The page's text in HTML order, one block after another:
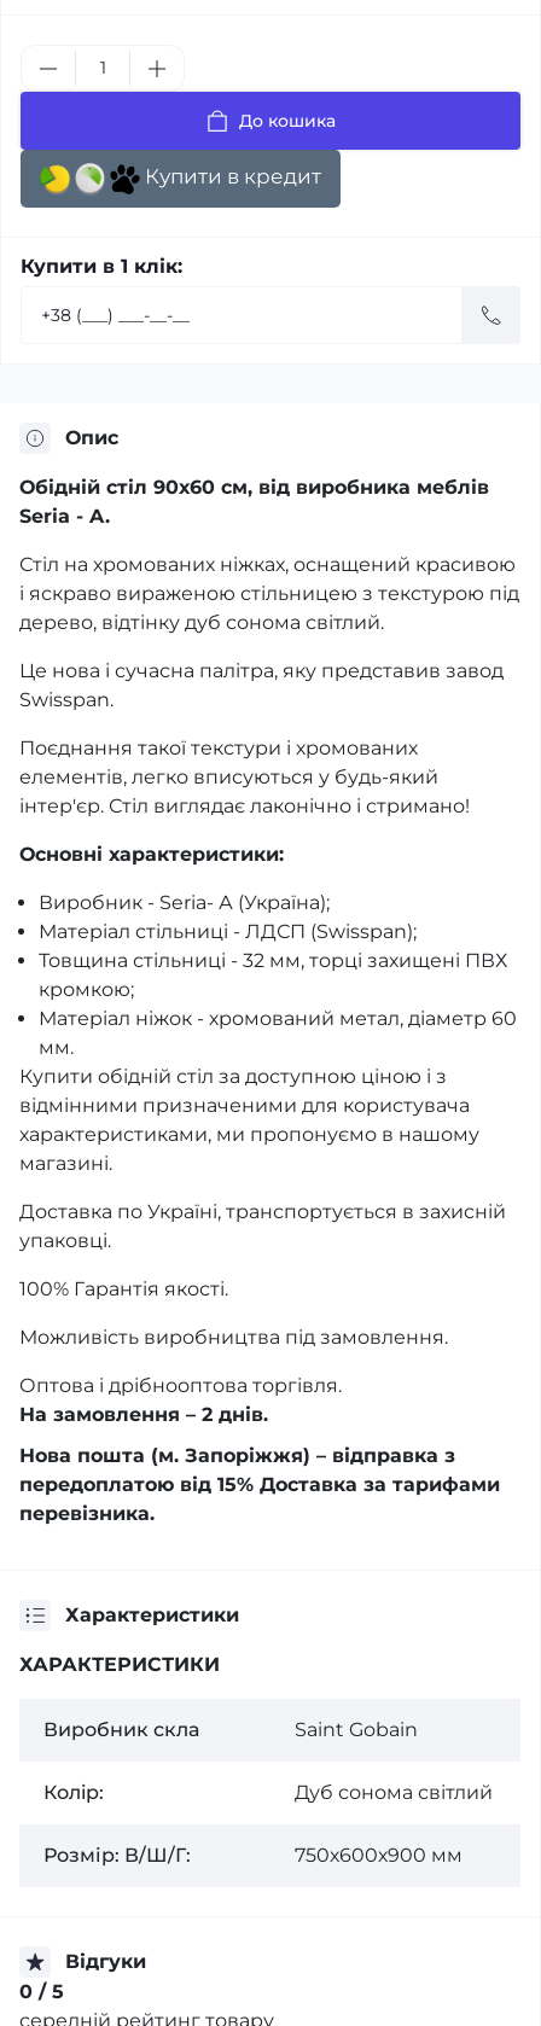
До кошика
Купити в кредит
Купити в 1 клік:
Опис
Обідній стіл 90х60 см, від виробника меблів
Seria - A.
Стіл на хромованих ніжках, оснащений красивою
і яскраво вираженою стільницею з текстурою під
дерево, відтінку дуб сонома світлий.
Це нова і сучасна палітра, яку представив завод
Swisspan.
Поєднання такої текстури і хромованих
елементів, легко вписуються у будь-який
інтер'єр. Стіл виглядає лаконічно і стримано!
Основні характеристики:
Виробник - Seria- А (Україна);
Матеріал стільниці - ЛДСП (Swisspan);
Товщина стільниці - 32 мм, торці захищені ПВХ
кромкою;
Матеріал ніжок - хромований метал, діаметр 60
мм.
Купити обідній стіл за доступною ціною і з
відмінними призначеними для користувача
характеристиками, ми пропонуємо в нашому
магазині.
Доставка по Україні, транспортується в захисній
упаковці.
100% Гарантiя якості.
Можливість виробництва під замовлення.
Оптова і дрібнооптова торгівля.
На замовлення – 2 днів.
Нова пошта (м. Запоріжжя) – відправка з
передоплатою від 15% Доставка за тарифами
перевізника.
Характеристики
ХАРАКТЕРИСТИКИ
Виробник скла Saint Gobain
Колiр: Дуб сонома світлий
Розмір: В/Ш/Г: 750х600х900 мм
Відгуки
0 / 5
середній рейтинг товару